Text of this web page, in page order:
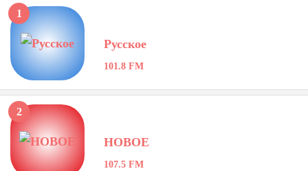
1
Русское
101.8 FM
2
НОВОЕ
107.5 FM